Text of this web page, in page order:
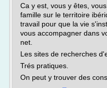
Ca y est, vous y êtes,
famille sur le territoire
travail pour que la vie
vous accompagner dans
net.
Les sites de recherches
Trés pratiques.
On peut y trouver des